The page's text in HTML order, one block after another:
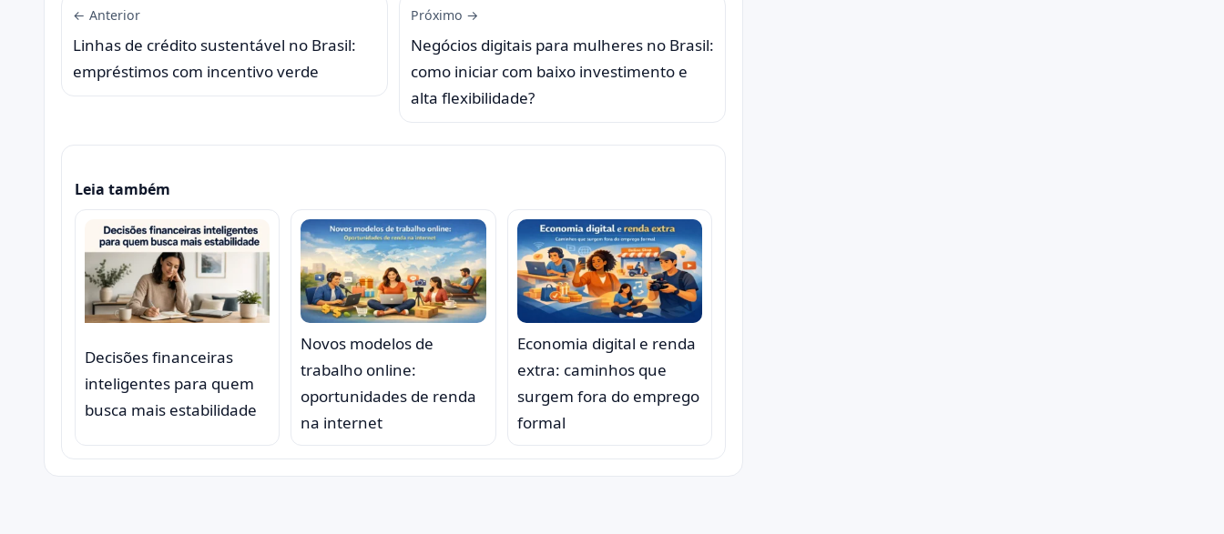
← Anterior
Linhas de crédito sustentável no Brasil:
empréstimos com incentivo verde
Próximo →
Negócios digitais para mulheres no Brasil:
como iniciar com baixo investimento e
alta flexibilidade?
Leia também
Decisões financeiras
inteligentes para quem
busca mais estabilidade
Novos modelos de
trabalho online:
oportunidades de renda
na internet
Economia digital e renda
extra: caminhos que
surgem fora do emprego
formal